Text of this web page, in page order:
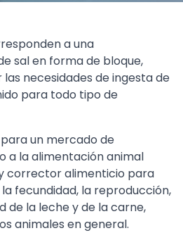
a una
sal en forma de bloque,
necesidades de ingesta de
para todo tipo de
un mercado de
a la alimentación animal
corrector alimenticio para
fecundidad, la reproducción,
de la leche y de la carne,
animales en general.